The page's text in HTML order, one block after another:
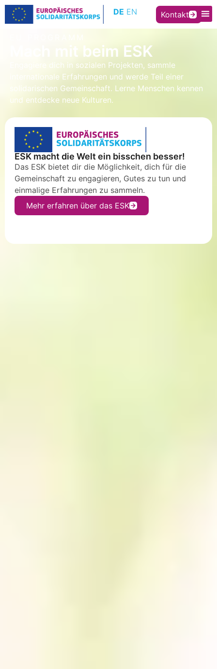
springen
Kontakt
DE EN
Mach mit beim ESK
Engagiere dich in sozialen Projekten, sammle
internationale Erfahrungen und werde Teil einer
solidarischen Gemeinschaft. Lerne Menschen kennen
und entdecke neue Kulturen.
ESK macht die Welt ein bisschen besser!
Das ESK bietet dir die Möglichkeit, dich für die
Gemeinschaft zu engagieren, Gutes zu tun und
einmalige Erfahrungen zu sammeln.
Mehr erfahren über das ESK